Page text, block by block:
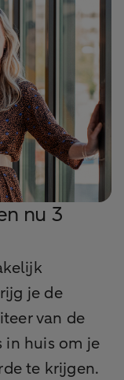
nu 3
je de
van de
in huis om je
te krijgen.